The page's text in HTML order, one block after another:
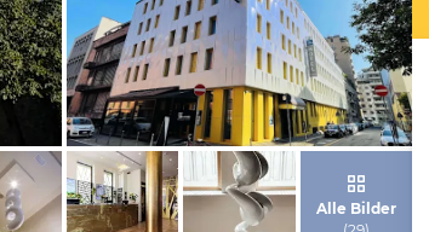
von Expedia
Alle Bilder